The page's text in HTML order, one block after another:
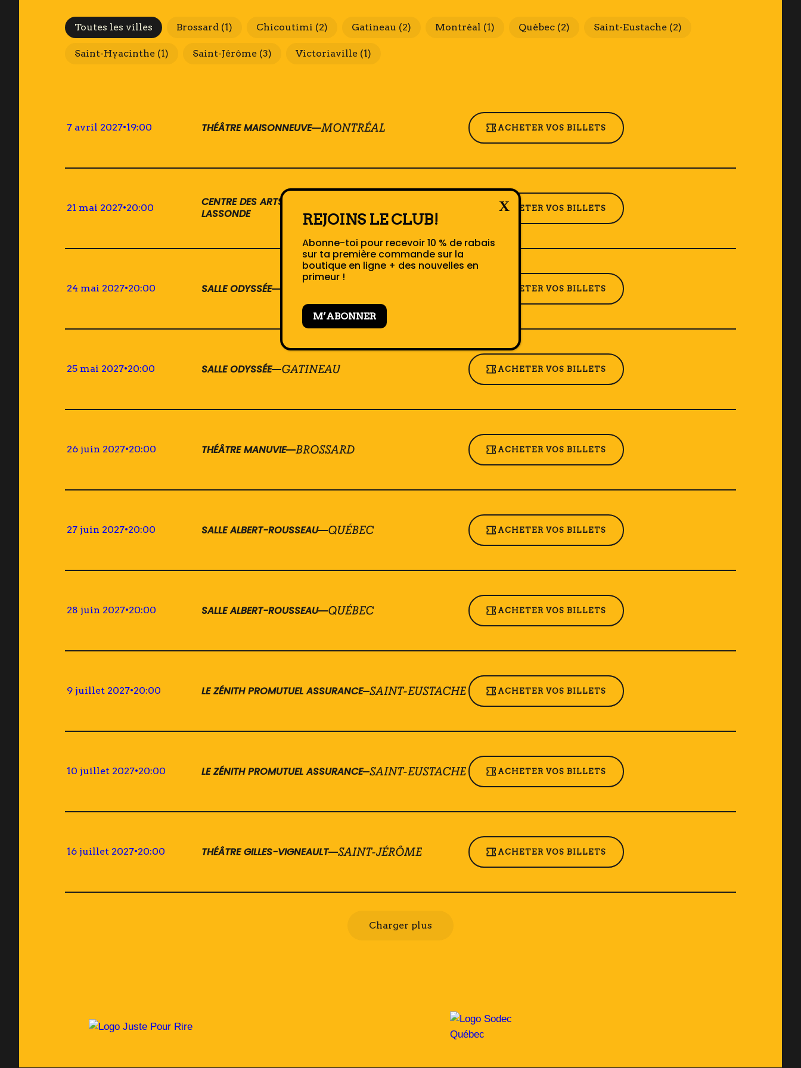
Villes
Toutes les villes Brossard (1) Chicoutimi (2) Gatineau (2) Montréal (1) Québec (2) Saint-Eustache (2)
Saint-Hyacinthe (1) Saint-Jérôme (3) Victoriaville (1)
7 avril 2027•19:00 THÉÂTRE MAISONNEUVE MONTRÉAL ACHETER VOS BILLETS
21 mai 2027•20:00
CENTRE DES ARTS JULIETTE
LASSONDE
HYACINTHE
ACHETER VOS BILLETS
24 mai 2027•20:00 SALLE ODYSSÉE ACHETER VOS BILLETS
25 mai 2027•20:00 SALLE ODYSSÉE GATINEAU ACHETER VOS BILLETS
26 juin 2027•20:00 THÉÂTRE MANUVIE BROSSARD ACHETER VOS BILLETS
27 juin 2027•20:00 SALLE ALBERT-ROUSSEAU QUÉBEC ACHETER VOS BILLETS
28 juin 2027•20:00 SALLE ALBERT-ROUSSEAU QUÉBEC ACHETER VOS BILLETS
9 juillet 2027•20:00 LE ZÉNITH PROMUTUEL ASSURANCE SAINT-EUSTACHE ACHETER VOS BILLETS
10 juillet 2027•20:00 LE ZÉNITH PROMUTUEL ASSURANCE SAINT-EUSTACHE ACHETER VOS BILLETS
16 juillet 2027•20:00 THÉÂTRE GILLES-VIGNEAULT SAINT-JÉRÔME ACHETER VOS BILLETS
Charger plus
REJOINS LE CLUB!
Abonne-toi pour recevoir 10 % de rabais
sur ta première commande sur la
boutique en ligne + des nouvelles en
primeur !
M’ABONNER